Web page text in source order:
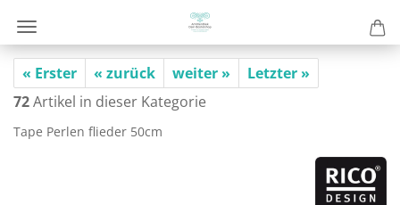
« Erster « zurück weiter »
Letzter »
72Artikel in dieser Kategorie
Tape Per­len flie­der 50cm